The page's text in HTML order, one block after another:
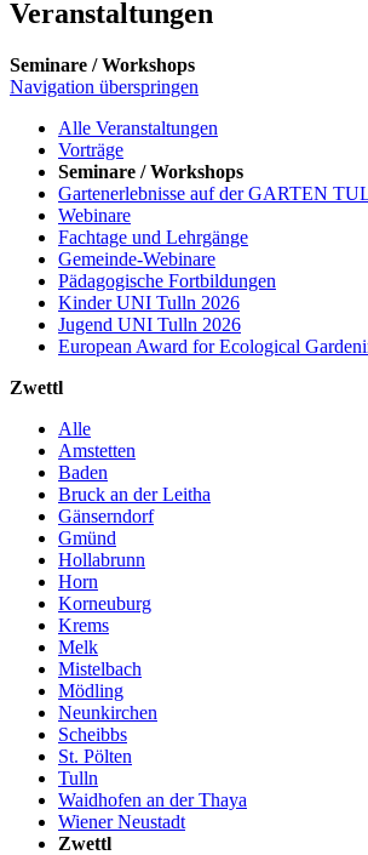
Veranstaltungen
Seminare / Workshops
Navigation überspringen
Alle Veranstaltungen
Vorträge
Seminare / Workshops
Gartenerlebnisse auf der GARTEN
Webinare
Fachtage und Lehrgänge
Gemeinde-Webinare
Pädagogische Fortbildungen
Kinder UNI Tulln 2026
Jugend UNI Tulln 2026
European Award for Ecological
Zwettl
Alle
Amstetten
Baden
Bruck an der Leitha
Gänserndorf
Gmünd
Hollabrunn
Horn
Korneuburg
Krems
Melk
Mistelbach
Mödling
Neunkirchen
Scheibbs
St. Pölten
Tulln
Waidhofen an der Thaya
Wiener Neustadt
Zwettl